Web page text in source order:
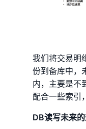
我们将交易明
份到备库中，
内，主要是不
配合一些索引
DB读写未来的